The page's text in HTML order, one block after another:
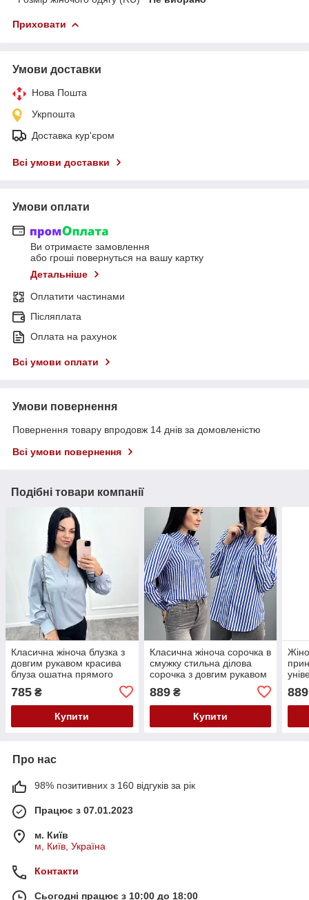
Приховати
Умови доставки
Нова Пошта
Укрпошта
Доставка кур'єром
Всі умови доставки
Умови оплати
Ви отримаєте замовлення
або гроші повернуться на вашу картку
Детальніше
Оплатити частинами
Післяплата
Оплата на рахунок
Всі умови оплати
Умови повернення
Повернення товару впродовж 14 днів за домовленістю
Всі умови повернення
Подібні товари компанії
Класична жіноча блузка з
довгим рукавом красива
блуза ошатна прямого
785 ₴
Купити
Класична жіноча сорочка в
смужку стильна ділова
сорочка з довгим рукавом
889₴
Купити
889
Про нас
98% позитивних з 160 відгуків за рік
Працює з 07.01.2023
м. Київ
м, Київ, Україна
Контакти
Сьогодні працює з 10:00 до 18:00